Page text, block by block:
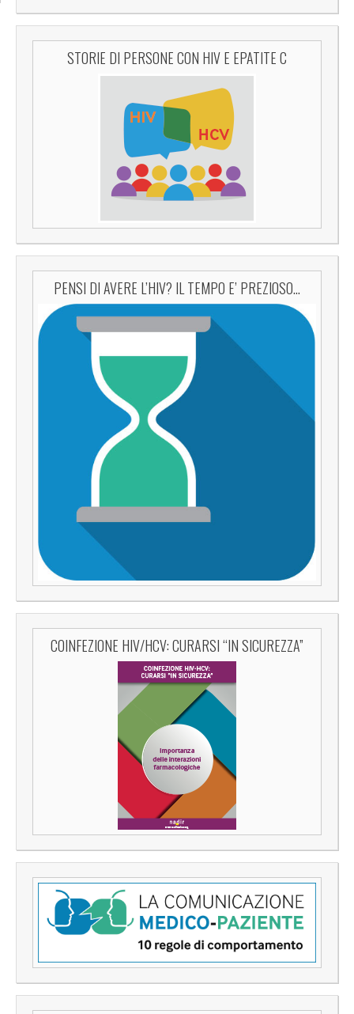
STORIE DI PERSONE CON HIV E EPATITE C
PENSI DI AVERE L’HIV? IL TEMPO E’ PREZIOSO…
COINFEZIONE HIV/HCV: CURARSI “IN SICUREZZA”